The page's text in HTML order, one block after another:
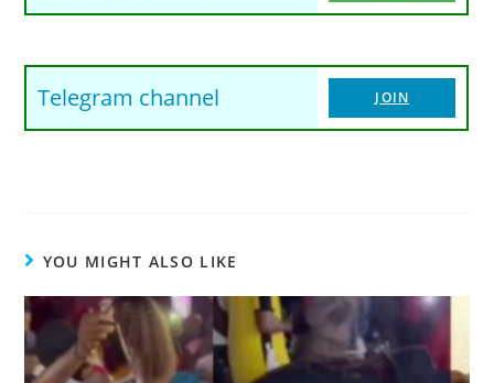
Telegram channel JOIN
YOU MIGHT ALSO LIKE